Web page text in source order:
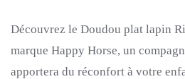
Découvrez le Doudou plat lapin
marque Happy Horse, un
apportera du réconfort à votre